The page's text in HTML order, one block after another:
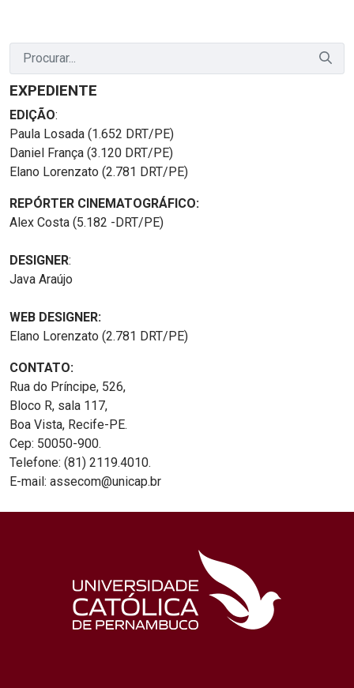
EXPEDIENTE
EDIÇÃO:
Paula Losada (1.652 DRT/PE)
Daniel França (3.120 DRT/PE)
Elano Lorenzato (2.781 DRT/PE)
REPÓRTER CINEMATOGRÁFICO:
Alex Costa (5.182 -DRT/PE)
DESIGNER:
Java Araújo
WEB DESIGNER:
Elano Lorenzato (2.781 DRT/PE)
CONTATO:
Rua do Príncipe, 526,
Bloco R, sala 117,
Boa Vista, Recife-PE.
Cep: 50050-900.
Telefone: (81) 2119.4010.
E-mail: assecom@unicap.br